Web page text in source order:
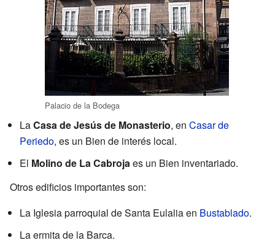
Palacio de la Bodega
LaCasa de Jesús de Monasterio, en Casar de
Periedo, es un Bien de interés local.
El Molino de La Cabrojaes un Bien inventariado.
Otros edificios importantes son:
La Iglesia parroquial de Santa Eulalia en Bustablado.
La ermita de la Barca.